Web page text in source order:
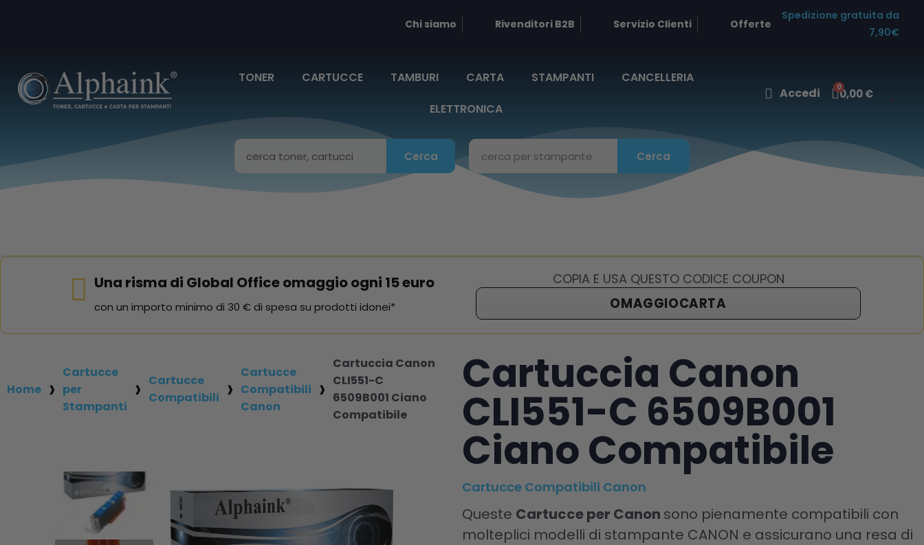
Chi siamo Rivenditori B2B Servizio Clienti Offerte
Spedizione gratuita da
7,90€
TONER CARTUCCE TAMBURI CARTA STAMPANTI
CANCELLERIA
ELETTRONICA
Accedi 0,00 €
Cerca Cerca
Una risma di Global Office omaggio ogni 15 euro
con un importo minimo di 30 € di spesa su prodotti idonei*
COPIA E USA QUESTO CODICE COUPON
OMAGGIOCARTA
Home
Cartucce
per
Stampanti
Cartucce
Compatibili
Cartucce
Compatibili
Canon
Cartuccia Canon
CLI551-C
6509B001 Ciano
Compatibile
Cartuccia Canon
CLI551-C 6509B001
Ciano Compatibile
Cartucce Compatibili Canon
Queste Cartucce per Canon sono pienamente compatibili con
molteplici modelli di stampante CANON e assicurano una resa di